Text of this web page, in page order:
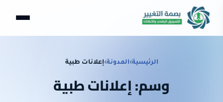
الرئيسية›المدونة›إعلانات طبية
وسم: إعلانات طبية